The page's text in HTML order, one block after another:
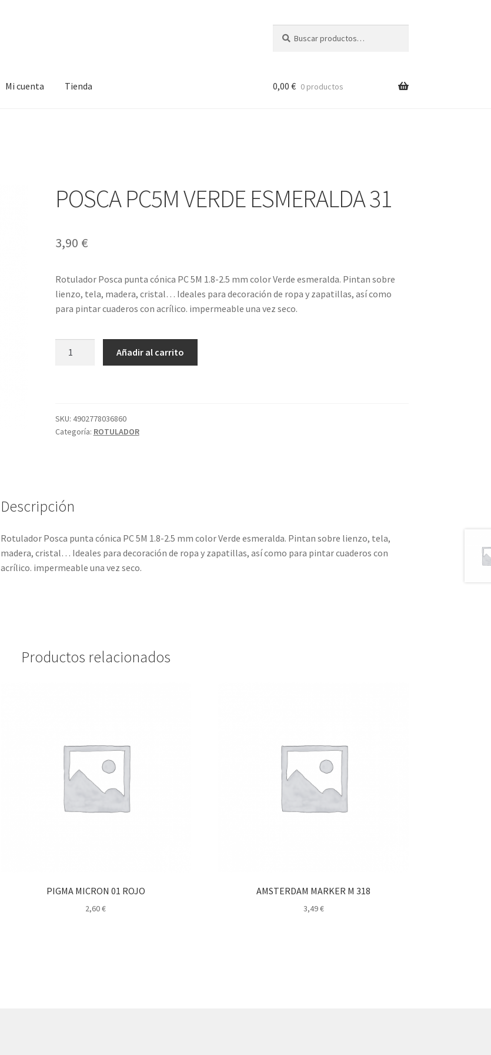
por:
Mi cuenta Tienda 0,00 € 0 productos
POSCA PC5M VERDE ESMERALDA 31
3,90 €
Rotulador Posca punta cónica PC 5M 1.8-2.5 mm color Verde esmeralda. Pintan sobre
lienzo, tela, madera, cristal… Ideales para decoración de ropa y zapatillas, así como
para pintar cuaderos con acrílico. impermeable una vez seco.
cantidad
Añadir al carrito
SKU: 4902778036860
Categoría: ROTULADOR
Descripción
Rotulador Posca punta cónica PC 5M 1.8-2.5 mm color Verde esmeralda. Pintan sobre lienzo, tela,
madera, cristal… Ideales para decoración de ropa y zapatillas, así como para pintar cuaderos con
acrílico. impermeable una vez seco.
Productos relacionados
PIGMA MICRON 01 ROJO
2,60€
AMSTERDAM MARKER M 318
3,49€